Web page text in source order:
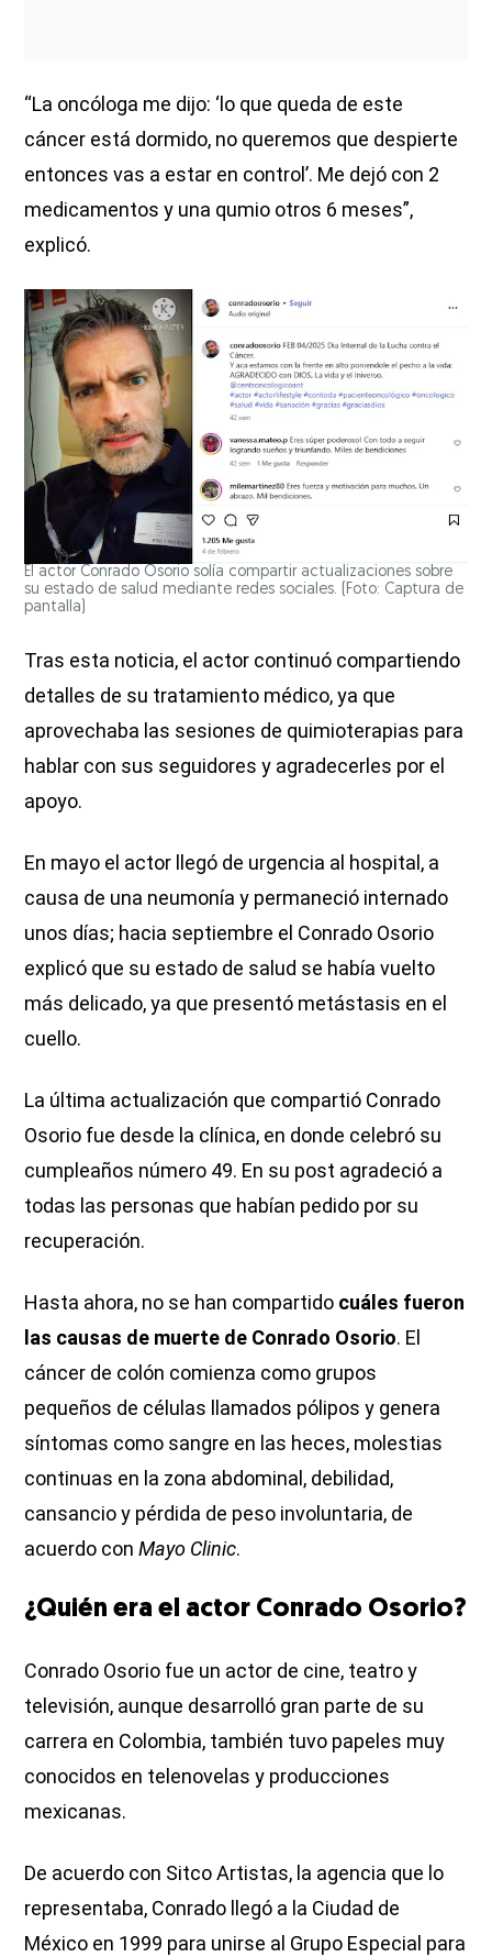
“La oncóloga me dijo: ‘lo que queda de este
cáncer está dormido, no queremos que despierte
entonces vas a estar en control’. Me dejó con 2
medicamentos y una qumio otros 6 meses”,
explicó.
El actor Conrado Osorio solía compartir actualizaciones sobre
su estado de salud mediante redes sociales. (Foto: Captura de
pantalla)
Tras esta noticia, el actor continuó compartiendo
detalles de su tratamiento médico, ya que
aprovechaba las sesiones de quimioterapias para
hablar con sus seguidores y agradecerles por el
apoyo.
En mayo el actor llegó de urgencia al hospital, a
causa de una neumonía y permaneció internado
unos días; hacia septiembre el Conrado Osorio
explicó que su estado de salud se había vuelto
más delicado, ya que presentó metástasis en el
cuello.
La última actualización que compartió Conrado
Osorio fue desde la clínica, en donde celebró su
cumpleaños número 49. En su post agradeció a
todas las personas que habían pedido por su
recuperación.
Hasta ahora, no se han compartido cuáles fueron
las causas de muerte de Conrado Osorio. El
cáncer de colón comienza como grupos
pequeños de células llamados pólipos y genera
síntomas como sangre en las heces, molestias
continuas en la zona abdominal, debilidad,
cansancio y pérdida de peso involuntaria, de
acuerdo conMayo Clinic.
¿Quién era el actor Conrado Osorio?
Conrado Osorio fue un actor de cine, teatro y
televisión, aunque desarrolló gran parte de su
carrera en Colombia, también tuvo papeles muy
conocidos en telenovelas y producciones
mexicanas.
De acuerdo con Sitco Artistas, la agencia que lo
representaba, Conrado llegó a la Ciudad de
México en 1999 para unirse al Grupo Especial para